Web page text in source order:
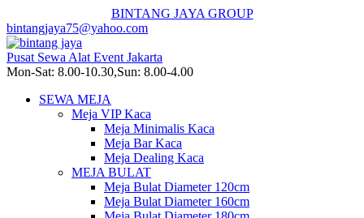
BINTANG JAYA GROUP
bintangjaya75@yahoo.com
Pusat Sewa Alat Event Jakarta
Mon-Sat: 8.00-10.30,Sun: 8.00-4.00
SEWA MEJA
Meja VIP Kaca
Meja Minimalis Kaca
Meja Bar Kaca
Meja Dealing Kaca
MEJA BULAT
Meja Bulat Diameter 120cm
Meja Bulat Diameter 160cm